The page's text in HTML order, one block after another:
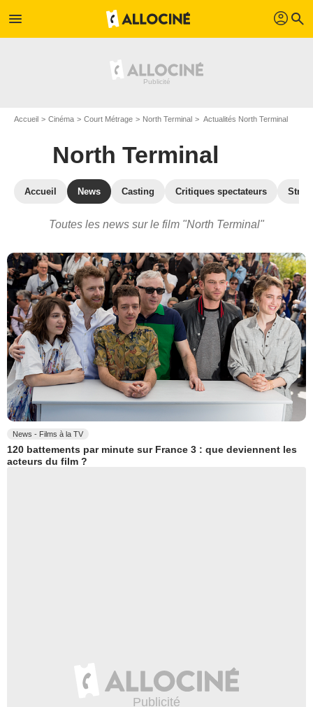
menu profil search
Accueil Cinéma Court Métrage North Terminal Actualités North Terminal
North Terminal
Accueil News Casting Critiques spectateurs
Toutes les news sur le film "North Terminal"
News - Films à la TV
120 battements par minute sur France 3 : que deviennent les
acteurs du film ?